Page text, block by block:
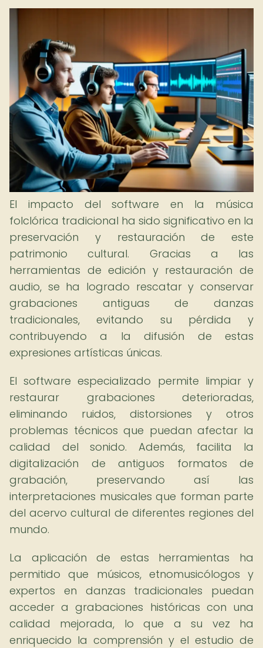
El impacto del software en la música
folclórica tradicional ha sido significativo en la
preservación y restauración de este
patrimonio cultural. Gracias a las
herramientas de edición y restauración de
audio, se ha logrado rescatar y conservar
grabaciones antiguas de danzas
tradicionales, evitando su pérdida y
contribuyendo a la difusión de estas
expresiones artísticas únicas.
El software especializado permite limpiar y
restaurar grabaciones deterioradas,
eliminando ruidos, distorsiones y otros
problemas técnicos que puedan afectar la
calidad del sonido. Además, facilita la
digitalización de antiguos formatos de
grabación, preservando así las
interpretaciones musicales que forman parte
del acervo cultural de diferentes regiones del
mundo.
La aplicación de estas herramientas ha
permitido que músicos, etnomusicólogos y
expertos en danzas tradicionales puedan
acceder a grabaciones históricas con una
calidad mejorada, lo que a su vez ha
enriquecido la comprensión y el estudio de